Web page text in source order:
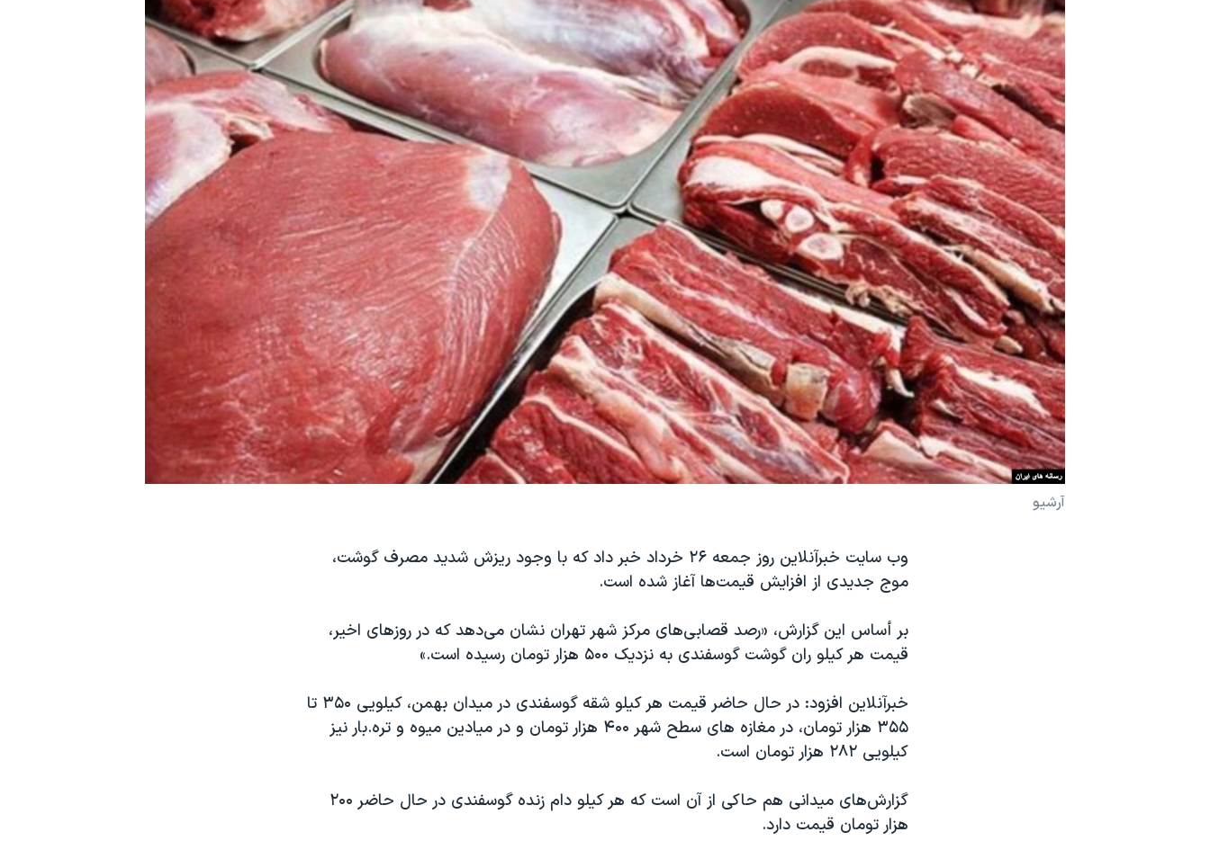
انتخابات ریاست جمهوری آمریکا ۲۰۲۴
حمله جمهوری اسلامی به اسرائیل
اعتراضات زن، زندگی، آزادی
مجموعه مستندهای دادخواهی
چهل سال گروگان‌گیری
قانون شفافیت دارائی کادر رهبری ایران
اعتراضات مردمی آبان ۹۸
نرگس محمدی برنده جایزه نوبل صلح
همایش محافظه‌کاران آمریکا «سی‌پک»
آرشیو
وب سایت خبرآنلاین روز جمعه ۲۶ خرداد خبر داد که با وجود ریزش شدید مصرف گوشت،
موج جدیدی از افزایش قیمت‌ها آغاز شده است.
بر أساس این گزارش، «رصد قصابی‌های مرکز شهر تهران نشان می‌دهد که در روزهای اخیر،
قیمت هر کیلو ران گوشت گوسفندی به نزدیک ۵۰۰ هزار تومان رسیده است.»
خبرآنلاین افزود: در حال حاضر قیمت هر کیلو شقه گوسفندی در میدان بهمن، کیلویی ۳۵۰ تا
۳۵۵ هزار تومان، در مغازه های سطح شهر ۴۰۰ هزار تومان و در میادین میوه و تره.بار نیز
کیلویی ۲۸۲ هزار تومان است.
گزارش‌های میدانی هم حاکی از آن است که هر کیلو دام زنده گوسفندی در حال حاضر ۲۰۰
هزار تومان قیمت دارد.